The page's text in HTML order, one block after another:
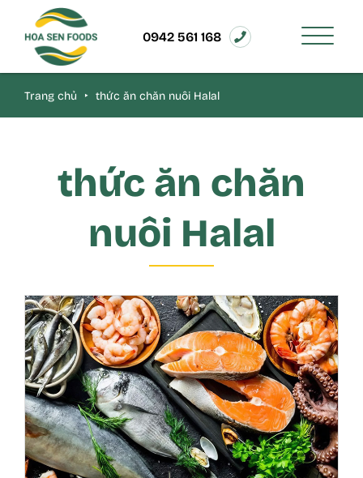
0942 561 168
Trang chủ ‣ thức ăn chăn nuôi Halal
thức ăn chăn
nuôi Halal